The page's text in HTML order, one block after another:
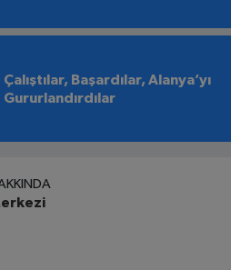
Çalıştılar, Başardılar, Alanya’yı
Gururlandırdılar